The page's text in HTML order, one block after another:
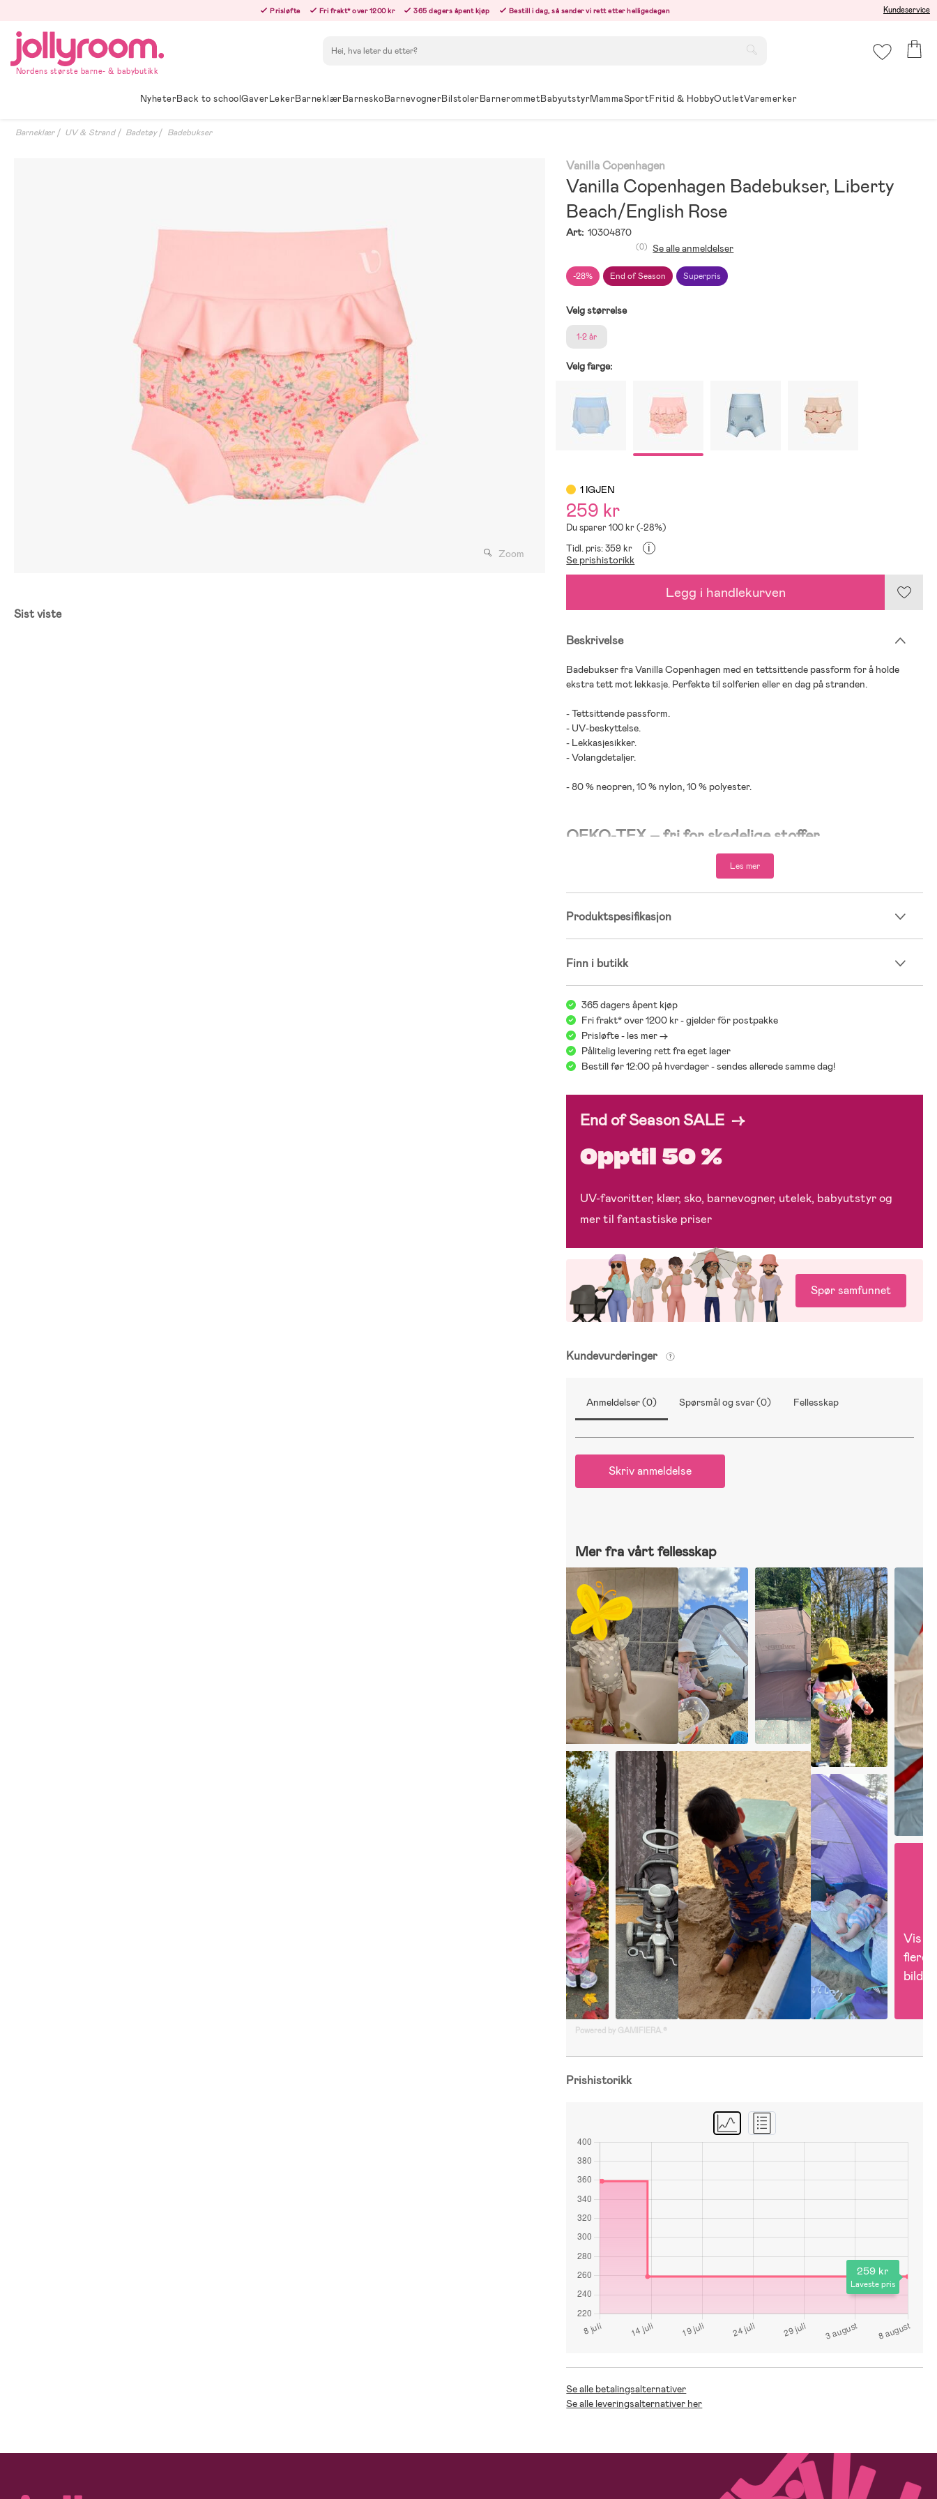
innehållet
Prisløfte Fri frakt* over 1200 kr 365 dagers åpent kjøp Bestill i dag, så sender vi rett etter helligedagen Kundeservice
Nordens største barne- & babybutikk
NyheterBack to schoolGaverLekerBarneklærBarneskoBarnevognerBilstolerBarnerommetBabyutstyrMammaSportFritid & HobbyOutletVaremerker
Barneklær UV & Strand Badetøy Badebukser
Zoom
Sist viste
Vanilla Copenhagen
Vanilla Copenhagen Badebukser, Liberty
Beach/English Rose
Art: 10304870
-28% End of Season Superpris
(0) Se alle anmeldelser
Velg størrelse
1-2 år
Velg farge:
1 IGJEN
259 kr
Du sparer 100 kr (-28%)
Tidl. pris: 359 kr
i
Se prishistorikk
Legg i handlekurven
Beskrivelse
Badebukser fra Vanilla Copenhagen med en tettsittende passform for å holde
ekstra tett mot lekkasje. Perfekte til solferien eller en dag på stranden.
- Tettsittende passform.
- UV-beskyttelse.
- Lekkasjesikker.
- Volangdetaljer.
- 80 % neopren, 10 % nylon, 10 % polyester.
OEKO-TEX – fri for skadelige stoffer
OEKO-TEX-sertifiseringen sikrer at produktet er fritt for skadelige kjemikalier og
allergifremkallende stoffer. Alle deler av produktet, fra stoff til knapper, er testet
for helse og sikkerhet. Perfekt for småbarnsfamilier som ønsker trygge,
komfortable og slitesterke klær som er skånsomme mot babyens hud.
Les mer
Produktspesifikasjon
Finn i butikk
365 dagers åpent kjøp
Fri frakt* over 1200 kr - gjelder för postpakke
Prisløfte - les mer ->
Pålitelig levering rett fra eget lager
Bestill før 12:00 på hverdager - sendes allerede samme dag!
End of Season SALE →
Opptil 50 %
UV-favoritter, klær, sko, barnevogner, utelek, babyutstyr og
mer til fantastiske priser
Spør samfunnet
Kundevurderinger
Anmeldelser (0) Spørsmål og svar (0) Fellesskap
Skriv anmeldelse
Mer fra vårt fellesskap
Vis
flere
bilder
Powered by GAMIFIERA.®
Prishistorikk
259 kr
Laveste pris
Se alle betalingsalternativer
Se alle leveringsalternativer her